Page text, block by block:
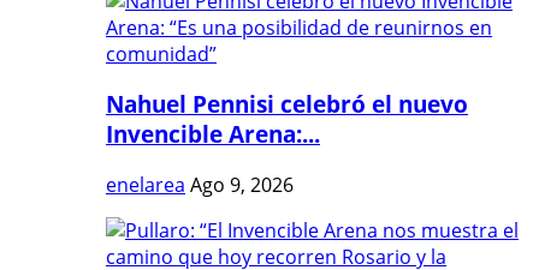
Nahuel Pennisi celebró el nuevo
Invencible Arena:...
enelarea Ago 9, 2026